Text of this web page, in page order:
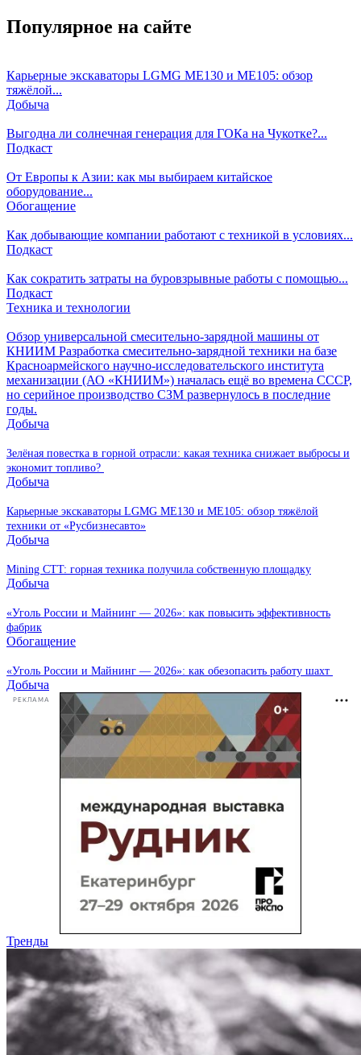
Популярное на сайте
Карьерные экскаваторы LGMG ME130 и ME105: обзор
тяжёлой...
Добыча
Выгодна ли солнечная генерация для ГОКа на Чукотке?...
Подкаст
От Европы к Азии: как мы выбираем китайское
оборудование...
Обогащение
Как добывающие компании работают с техникой в условиях...
Подкаст
Как сократить затраты на буровзрывные работы с помощью...
Подкаст
Техника и технологии
Обзор универсальной смесительно-зарядной машины от
КНИИМ Разработка смесительно-зарядной техники на базе
Красноармейского научно-исследовательского института
механизации (АО «КНИИМ») началась ещё во времена СССР,
но серийное производство СЗМ развернулось в последние
годы.
Добыча
Зелёная повестка в горной отрасли: какая техника снижает выбросы и
экономит топливо?
Добыча
Карьерные экскаваторы LGMG ME130 и ME105: обзор тяжёлой
техники от «Русбизнесавто»
Добыча
Mining CTT: горная техника получила собственную площадку
Добыча
«Уголь России и Майнинг — 2026»: как повысить эффективность
фабрик
Обогащение
«Уголь России и Майнинг — 2026»: как обезопасить работу шахт
Добыча
РЕКЛАМА
Тренды